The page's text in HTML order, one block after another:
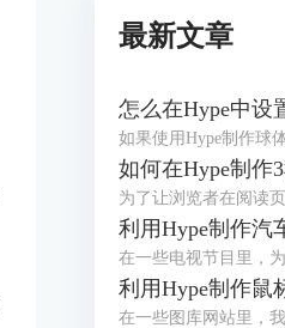
最新文章